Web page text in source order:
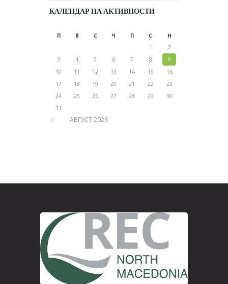
КАЛЕНДАР НА АКТИВНОСТИ
П В С Ч П С Н
АВГУСТ2026
1
2
3
4 5 6 7 8
9
10
11 12 13 14 15
16
17
18 19 20 21 22
23
24
25 26 27 28 29
30
31